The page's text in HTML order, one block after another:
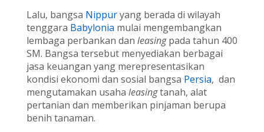
Lalu, bangsa Nippuryang berada di wilayah
tenggara Babylonia mulai mengembangkan
lembaga perbankan dan leasingpada tahun 400
SM. Bangsa tersebut menyediakan berbagai
jasa keuangan yang merepresentasikan
kondisi ekonomi dan sosial bangsa Persia, dan
mengutamakan usaha leasingtanah, alat
pertanian dan memberikan pinjaman berupa
benih tanaman.